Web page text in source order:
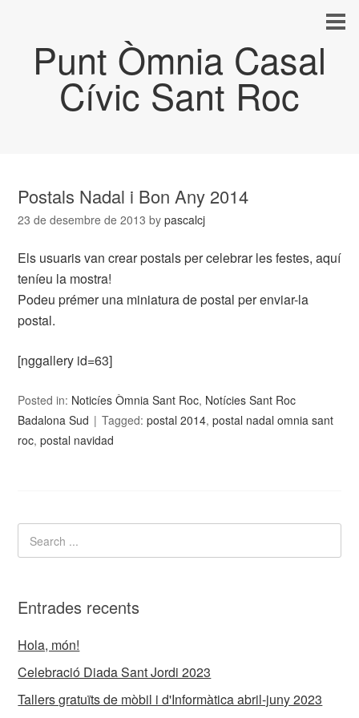
Punt Òmnia Casal
Cívic Sant Roc
Postals Nadal i Bon Any 2014
23 de desembre de 2013 bypascalcj
Els usuaris van crear postals per celebrar les festes, aquí
teníeu la mostra!
Podeu prémer una miniatura de postal per enviar-la
postal.
[nggallery id=63]
Posted in: Noticíes Òmnia Sant Roc, Notícies Sant Roc
Badalona Sud
Tagged:postal 2014,postal nadal omnia sant
roc,postal navidad
Entrades recents
Hola, món!
Celebració Diada Sant Jordi 2023
Tallers gratuïts de mòbil i d'Informàtica abril-juny 2023